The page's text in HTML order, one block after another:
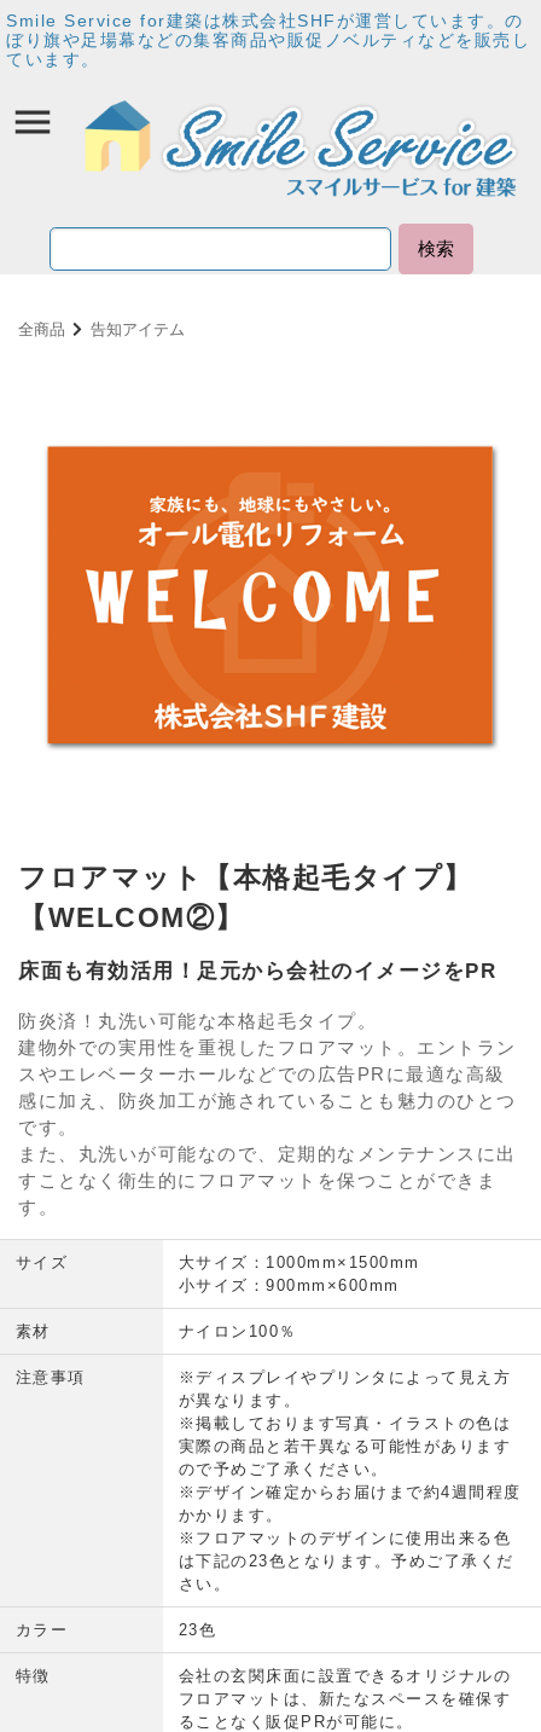
Smile Service for建築は株式会社SHFが運営しています。の
ぼり旗や足場幕などの集客商品や販促ノベルティなどを販売し
ています。
検索
全商品 告知アイテム
フロアマット【本格起毛タイプ】
【WELCOM②】
床面も有効活用！足元から会社のイメージをPR
防炎済！丸洗い可能な本格起毛タイプ。
建物外での実用性を重視したフロアマット。エントラン
スやエレベーターホールなどでの広告PRに最適な高級
感に加え、防炎加工が施されていることも魅力のひとつ
です。
また、丸洗いが可能なので、定期的なメンテナンスに出
すことなく衛生的にフロアマットを保つことができま
す。
サイズ
大サイズ：1000mm×1500mm
小サイズ：900mm×600mm
素材 ナイロン100％
注意事項
※ディスプレイやプリンタによって見え方
が異なります。
※掲載しております写真・イラストの色は
実際の商品と若干異なる可能性があります
ので予めご了承ください。
※デザイン確定からお届けまで約4週間程度
かかります。
※フロアマットのデザインに使用出来る色
は下記の23色となります。予めご了承くだ
さい。
カラー 23色
特徴
会社の玄関床面に設置できるオリジナルの
フロアマットは、新たなスペースを確保す
ることなく販促PRが可能に。